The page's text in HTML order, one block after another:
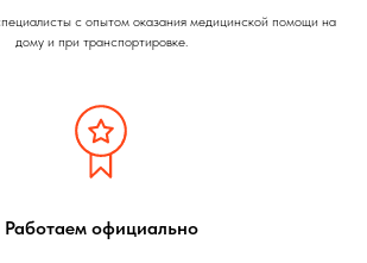
с опытом оказания медицинской помощи на
дому и при транспортировке.
Работаем официально